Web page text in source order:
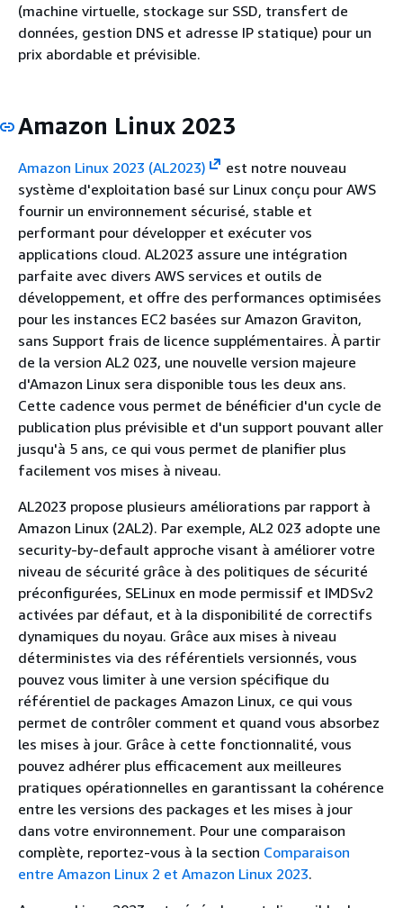
(machine virtuelle, stockage sur SSD, transfert de
données, gestion DNS et adresse IP statique) pour un
prix abordable et prévisible.
Amazon Linux 2023
Amazon Linux 2023 (AL2023)
est notre nouveau
système d'exploitation basé sur Linux conçu pour AWS
fournir un environnement sécurisé, stable et
performant pour développer et exécuter vos
applications cloud. AL2023 assure une intégration
parfaite avec divers AWS services et outils de
développement, et offre des performances optimisées
pour les instances EC2 basées sur Amazon Graviton,
sans Support frais de licence supplémentaires. À partir
de la version AL2 023, une nouvelle version majeure
d'Amazon Linux sera disponible tous les deux ans.
Cette cadence vous permet de bénéficier d'un cycle de
publication plus prévisible et d'un support pouvant aller
jusqu'à 5 ans, ce qui vous permet de planifier plus
facilement vos mises à niveau.
AL2023 propose plusieurs améliorations par rapport à
Amazon Linux (2AL2). Par exemple, AL2 023 adopte une
security-by-default approche visant à améliorer votre
niveau de sécurité grâce à des politiques de sécurité
préconfigurées, SELinux en mode permissif et IMDSv2
activées par défaut, et à la disponibilité de correctifs
dynamiques du noyau. Grâce aux mises à niveau
déterministes via des référentiels versionnés, vous
pouvez vous limiter à une version spécifique du
référentiel de packages Amazon Linux, ce qui vous
permet de contrôler comment et quand vous absorbez
les mises à jour. Grâce à cette fonctionnalité, vous
pouvez adhérer plus efficacement aux meilleures
pratiques opérationnelles en garantissant la cohérence
entre les versions des packages et les mises à jour
dans votre environnement. Pour une comparaison
complète, reportez-vous à la section Comparaison
entre Amazon Linux 2 et Amazon Linux 2023.